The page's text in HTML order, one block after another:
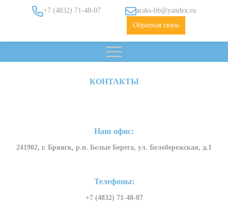
+7 (4832) 71-48-07
araks-bb@yandex.ru
Обратная связь
КОНТАКТЫ
Наш офис:
241902, г. Брянск, р.п. Белые Берега, ул. Белобережская, д.1
Телефоны:
+7 (4832) 71-48-07